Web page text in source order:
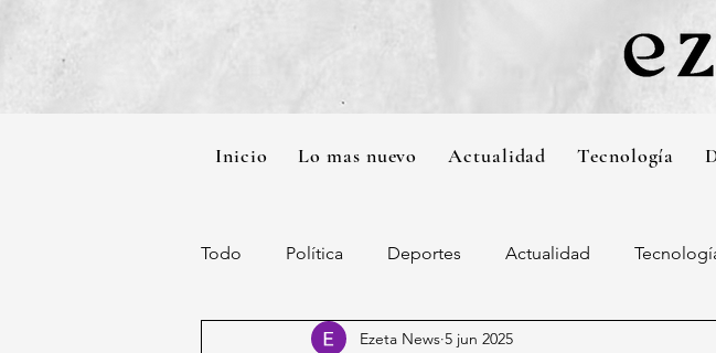
Inicio Lo mas nuevo Actualidad Tecnología
Todo Política Deportes Actualidad
Ezeta News 5 jun 2025